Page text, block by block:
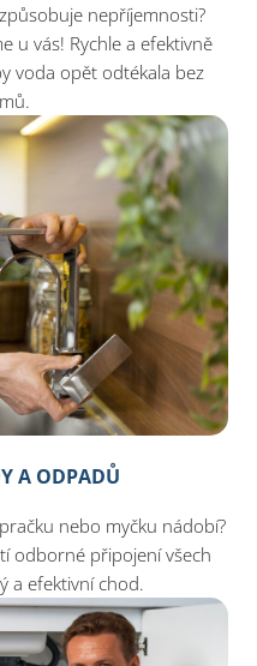
nepříjemnosti?
u vás! Rychle a efektivně
voda opět odtékala bez
A ODPADŮ
nebo myčku nádobí?
odborné připojení všech
a efektivní chod.